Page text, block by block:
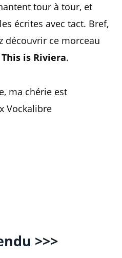
tour à tour, et
écrites avec tact. Bref,
découvrir ce morceau
This is Riviera.
ma chérie est
Vockalibre
>>>